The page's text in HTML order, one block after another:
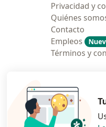
Privacidad y
Quiénes
Contacto
Empleos
Términos y